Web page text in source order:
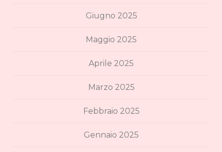
Giugno 2025
Maggio 2025
Aprile 2025
Marzo 2025
Febbraio 2025
Gennaio 2025